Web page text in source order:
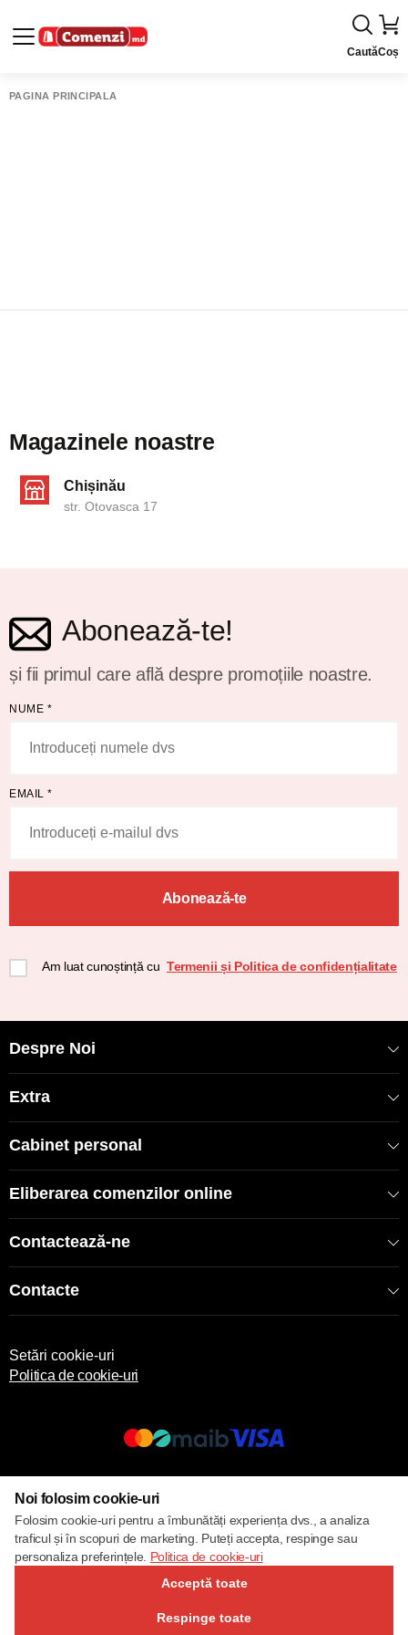
CautăCoș
PAGINA PRINCIPALĂ
Magazinele noastre
Chișinău
str. Otovasca 17
Abonează-te!
și fii primul care află despre promoțiile noastre.
NUME *
EMAIL *
Abonează-te
Am luat cunoștință cu Termenii și Politica de confidențialitate
Despre Noi
Extra
Cabinet personal
Eliberarea comenzilor online
Contactează-ne
Contacte
Setări cookie-uri
Politica de cookie-uri
Noi folosim cookie-uri
Folosim cookie-uri pentru a îmbunătăți experiența dvs., a analiza
traficul și în scopuri de marketing. Puteți accepta, respinge sau
personaliza preferințele. Politica de cookie-uri
Acceptă toate
Respinge toate